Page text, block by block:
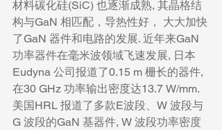
材料碳化硅(SiC) 也逐渐成熟, 其晶格结
构与GaN 相匹配，导热性好， 大大加快
了GaN 器件和电路的发展. 近年来GaN
功率器件在毫米波领域飞速发展, 日本
Eudyna 公司报道了0.15 m 栅长的器件,
在30 GHz 功率输出密度达13.7 W/mm.
美国HRL 报道了多款E波段、W 波段与
G 波段的GaN 基器件, W 波段功率密度